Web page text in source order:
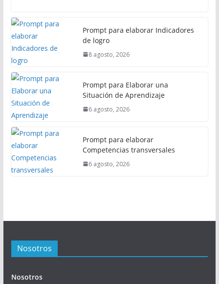
Prompt para elaborar Indicadores
de logro
8 agosto, 2026
Prompt para Elaborar una
Situación de Aprendizaje
6 agosto, 2026
Prompt para elaborar
Competencias transversales
6 agosto, 2026
Nosotros
Nosotros